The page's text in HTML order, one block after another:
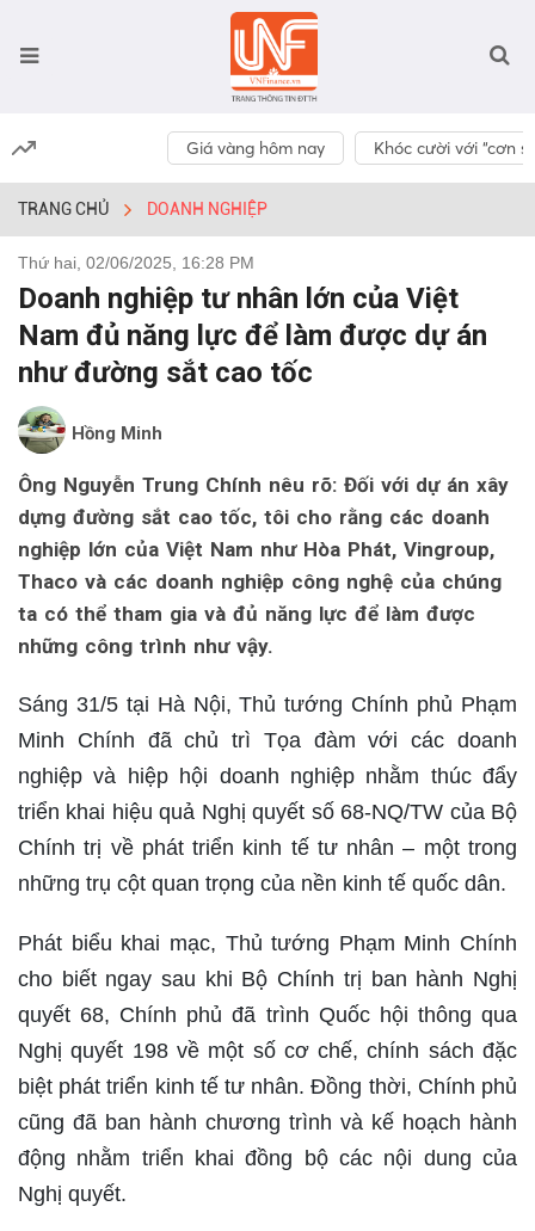
Giá vàng hôm nay Khóc cười với “cơn
TRANG CHỦ DOANH NGHIỆP
Thứ hai, 02/06/2025, 16:28 PM
Doanh nghiệp tư nhân lớn của Việt
Nam đủ năng lực để làm được dự án
như đường sắt cao tốc
Hồng Minh
Ông Nguyễn Trung Chính nêu rõ: Đối với dự án xây
dựng đường sắt cao tốc, tôi cho rằng các doanh
nghiệp lớn của Việt Nam như Hòa Phát, Vingroup,
Thaco và các doanh nghiệp công nghệ của chúng
ta có thể tham gia và đủ năng lực để làm được
những công trình như vậy.
Sáng 31/5 tại Hà Nội, Thủ tướng Chính phủ Phạm
Minh Chính đã chủ trì Tọa đàm với các doanh
nghiệp và hiệp hội doanh nghiệp nhằm thúc đẩy
triển khai hiệu quả Nghị quyết số 68-NQ/TW của Bộ
Chính trị về phát triển kinh tế tư nhân – một trong
những trụ cột quan trọng của nền kinh tế quốc dân.
Phát biểu khai mạc, Thủ tướng Phạm Minh Chính
cho biết ngay sau khi Bộ Chính trị ban hành Nghị
quyết 68, Chính phủ đã trình Quốc hội thông qua
Nghị quyết 198 về một số cơ chế, chính sách đặc
biệt phát triển kinh tế tư nhân. Đồng thời, Chính phủ
cũng đã ban hành chương trình và kế hoạch hành
động nhằm triển khai đồng bộ các nội dung của
Nghị quyết.